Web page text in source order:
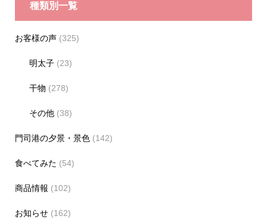
種類別一覧
お客様の声(325)
明太子 (23)
干物 (278)
その他 (38)
門司港の夕景・景色(142)
食べてみた (54)
商品情報 (102)
お知らせ(162)